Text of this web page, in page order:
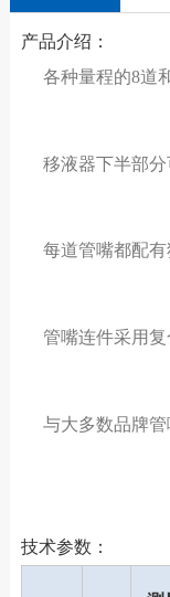
产品介绍：
各种量程的8道
移液器下半部分
每道管嘴都配有
管嘴连件采用复
与大多数品牌管
技术参数：